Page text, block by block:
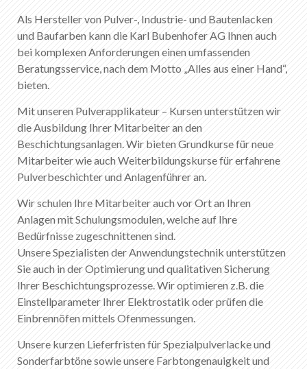
Als Hersteller von Pulver-, Industrie- und Bautenlacken
und Baufarben kann die Karl Bubenhofer AG Ihnen auch
bei komplexen Anforderungen einen umfassenden
Beratungsservice, nach dem Motto „Alles aus einer Hand“,
bieten.
Mit unseren Pulverapplikateur – Kursen unterstützen wir
die Ausbildung Ihrer Mitarbeiter an den
Beschichtungsanlagen. Wir bieten Grundkurse für neue
Mitarbeiter wie auch Weiterbildungskurse für erfahrene
Pulverbeschichter und Anlagenführer an.
Wir schulen Ihre Mitarbeiter auch vor Ort an Ihren
Anlagen mit Schulungsmodulen, welche auf Ihre
Bedürfnisse zugeschnittenen sind.
Unsere Spezialisten der Anwendungstechnik unterstützen
Sie auch in der Optimierung und qualitativen Sicherung
Ihrer Beschichtungsprozesse. Wir optimieren z.B. die
Einstellparameter Ihrer Elektrostatik oder prüfen die
Einbrennöfen mittels Ofenmessungen.
Unsere kurzen Lieferfristen für Spezialpulverlacke und
Sonderfarbtöne sowie unsere Farbtongenauigkeit und